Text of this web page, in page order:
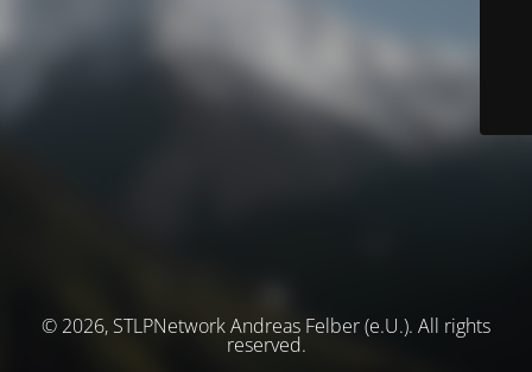
© 2026, STLPNetwork Andreas Felber (e.U.). All rights
reserved.